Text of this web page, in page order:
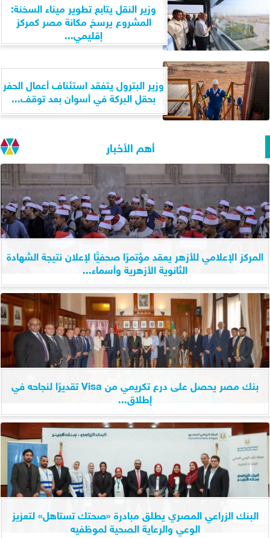
وزير النقل يتابع تطوير ميناء السخنة:
المشروع يرسخ مكانة مصر كمركز
إقليمي...
وزير البترول يتفقد استئناف أعمال الحفر
بحقل البركة في أسوان بعد توقف...
أهم الأخبار
المركز الإعلامي للأزهر يعقد مؤتمرًا صحفيًّا لإعلان نتيجة الشهادة
الثانوية الأزهرية وأسماء...
بنك مصر يحصل على درع تكريمي من Visa تقديرًا لنجاحه في
إطلاق...
البنك الزراعي المصري يطلق مبادرة «صحتك تستاهل» لتعزيز
الوعي والرعاية الصحية لموظفيه